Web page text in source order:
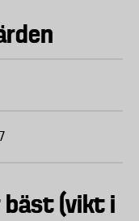
bäst (vikt i